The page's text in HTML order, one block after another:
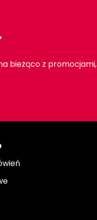
bieżąco z promocjami,